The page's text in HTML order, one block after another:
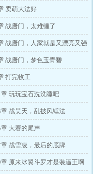
卖萌大法好
战唐门，太难缠了
战唐门，人家就是又漂亮又强
战唐门，梦色玉青碧
打完收工
玩玩宝石洗洗睡吧
战昊天，乱披风锤法
大赛的尾声
战雪凌，最后的底牌
原来冰翼斗罗才是装逼王啊